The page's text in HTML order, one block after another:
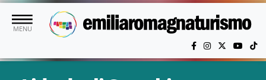
Skip to main content
MENU